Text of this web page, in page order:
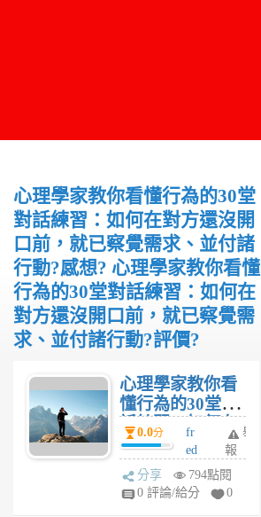
心理學家教你看懂行為的30堂
對話練習：如何在對方還沒開
口前，就已察覺需求、並付諸
行動?感想? 心理學家教你看懂
行為的30堂對話練習：如何在
對方還沒開口前，就已察覺需
求、並付諸行動?評價?
心理學家教你看
懂行為的30堂對
話練習：如何在
對方還沒開口
前，就已察覺需
求、並付諸行動?
感想? 心理學家
0.0分
fr
ed
6
年
舉
報
分享
794點閱
0 評論/給分
0